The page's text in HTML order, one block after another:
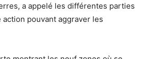
a appelé les différentes parties
action pouvant aggraver les